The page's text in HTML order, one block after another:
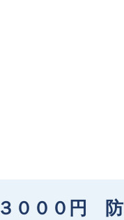
０００円 防